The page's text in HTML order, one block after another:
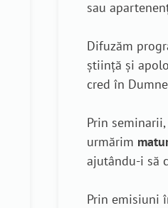
sau
Difuzăm
știință și
cred în
Prin
urmărim
ajutându-i să
Prin emisiuni